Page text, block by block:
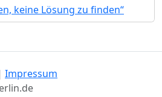
keine Lösung zu finden“
Impressum